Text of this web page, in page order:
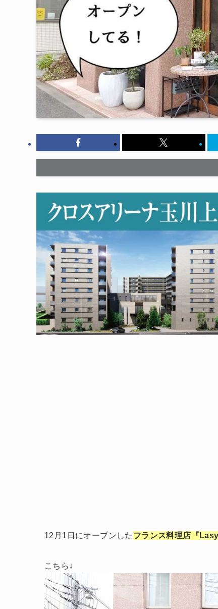
12月1日にオープンした フランス料理店『
こちら↓